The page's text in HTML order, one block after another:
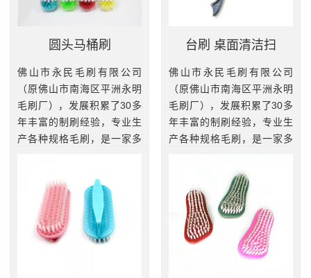
圆头马桶刷
佛山市永民毛刷有限公司
（原佛山市南海区平洲永明
毛刷厂），发展积累了30多
年丰富的制刷经验，专业生
产各种规格毛刷，是一家多
素质和精干技术熟练的员
工，引进...
查看更多
台刷 桌面清洁扫
佛山市永民毛刷有限公司
（原佛山市南海区平洲永明
毛刷厂），发展积累了30多
年丰富的制刷经验，专业生
产各种规格毛刷，是一家多
制造基地。我厂拥有一批高
素质和精干技术熟练的员
工，引进...
查看更多